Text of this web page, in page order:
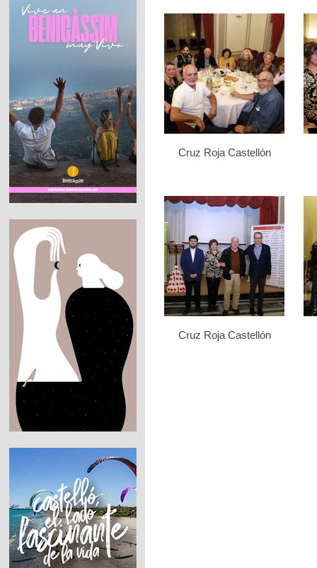
Cruz Roja Castellón
Cruz Roja Castellón